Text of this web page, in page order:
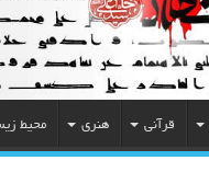
قرآنی هنری محیط